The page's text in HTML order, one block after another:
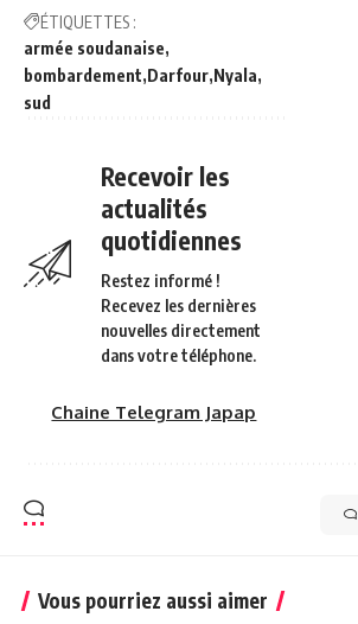
ÉTIQUETTES :
armée soudanaise
bombardement Darfour Nyala
sud
Recevoir les
actualités
quotidiennes
Restez informé !
Recevez les dernières
nouvelles directement
dans votre téléphone.
Chaine Telegram Japap
Vous pourriez aussi aimer